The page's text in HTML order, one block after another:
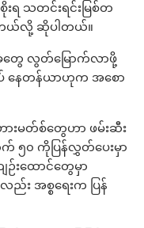
းရ သတင်းရင်းမြစ်တ
တယ်လို့ ဆိုပါတယ်။
ခံတွေ လွတ်မြောက်လာဖို့
ပ် နေတန်ယာဟုက အစော
မတ်စ်တွေဟာ ဖမ်းဆီး
၅၀ ကိုပြန်လွှတ်ပေးမှာ
ျဉ်းထောင်တွေမှာ
း အစ္စရေးက ပြန်